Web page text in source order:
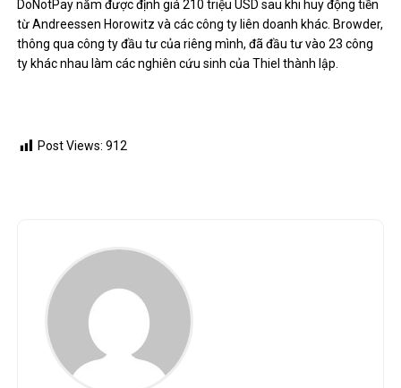
DoNotPay năm được định giá 210 triệu USD sau khi huy động tiền
từ Andreessen Horowitz và các công ty liên doanh khác. Browder,
thông qua công ty đầu tư của riêng mình, đã đầu tư vào 23 công
ty khác nhau làm các nghiên cứu sinh của Thiel thành lập.
Post Views: 912